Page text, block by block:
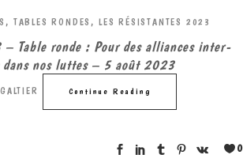
TABLES RONDES , LES RÉSISTANTES 2023
Table ronde : Pour des alliances inter-
dans nos luttes – 5 août 2023
Continue Reading
0